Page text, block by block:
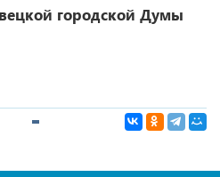
городской Думы